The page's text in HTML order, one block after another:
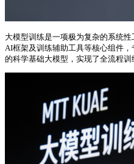
大模型训练是一项极为复杂的系统
AI框架及训练辅助工具等核心组件
的科学基础大模型，实现了全流程